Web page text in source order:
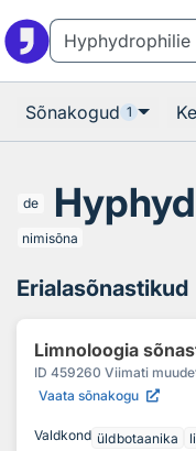
Sõnakogud 1
de
nimisõna
Erialasõnastikud
Limnoloogia
ID 459260 Viimati
Vaata sõnakogu
Valdkond üldbotaanika